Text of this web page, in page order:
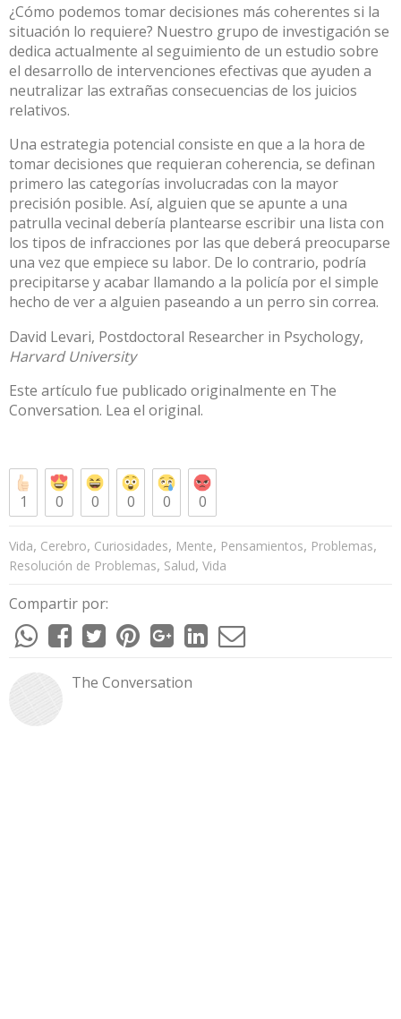
¿Cómo podemos tomar decisiones más coherentes si la
situación lo requiere? Nuestro grupo de investigación se
dedica actualmente al seguimiento de un estudio sobre
el desarrollo de intervenciones efectivas que ayuden a
neutralizar las extrañas consecuencias de los juicios
relativos.
Una estrategia potencial consiste en que a la hora de
tomar decisiones que requieran coherencia, se definan
primero las categorías involucradas con la mayor
precisión posible. Así, alguien que se apunte a una
patrulla vecinal debería plantearse escribir una lista con
los tipos de infracciones por las que deberá preocuparse
una vez que empiece su labor. De lo contrario, podría
precipitarse y acabar llamando a la policía por el simple
hecho de ver a alguien paseando a un perro sin correa.
David Levari, Postdoctoral Researcher in Psychology,
Harvard University
Este artículo fue publicado originalmente en The
Conversation. Lea el original.
1 0 0 0 0 0
Vida, Cerebro, Curiosidades, Mente, Pensamientos, Problemas,
Resolución de Problemas, Salud, Vida
Compartir por:
The Conversation